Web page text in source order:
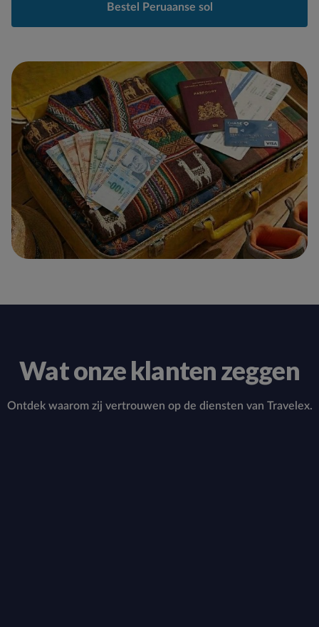
Bestel Peruaanse sol
Wat onze klanten zeggen
Ontdek waarom zij vertrouwen op de diensten van Travelex.